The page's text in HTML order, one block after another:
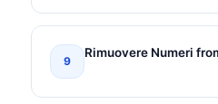
9
Rimuovere Numeri